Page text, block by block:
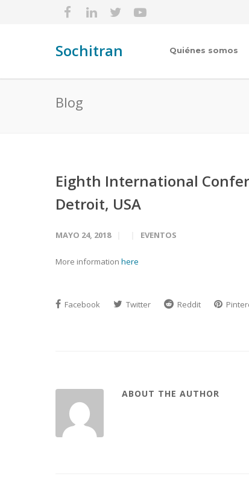
Sochitran Quiénes somos
Blog
Eighth International
Detroit, USA
MAYO 24, 2018 EVENTOS
More information here
Facebook Twitter Reddit
ABOUT THE AUTHOR